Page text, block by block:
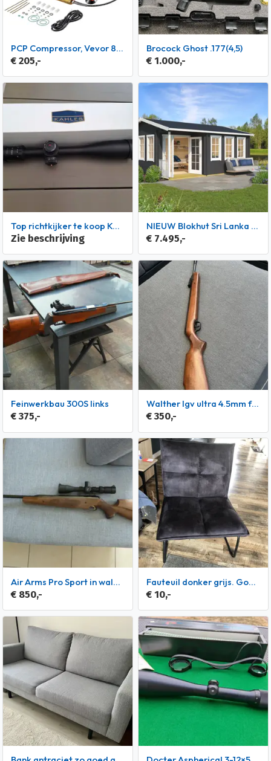
PCP Compressor, Vevor 800W - dubbele cilinder - 310 bar.
€ 205,-
Brocock Ghost .177(4,5)
€ 1.000,-
Top richtkijker te koop KAHLES K1050 10-50x56
Zie beschrijving
NIEUW Blokhut Sri Lanka 44 Dgp+
€ 7.495,-
Feinwerkbau 300S links
€ 375,-
walther lgv ultra 4.5mm fac in nieuwstaat
€ 350,-
Air Arms Pro Sport in walnoten hout 4,5 MM, 16 joul
€ 850,-
fauteuil donker grijs. Goed onderhouden
€ 10,-